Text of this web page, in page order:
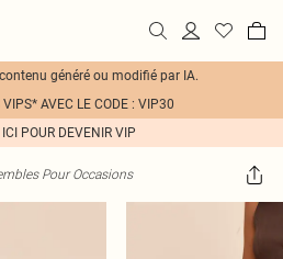
généré ou modifié par IA.
VIPS* AVEC LE CODE : VIP30
POUR DEVENIR VIP
Pour Occasions